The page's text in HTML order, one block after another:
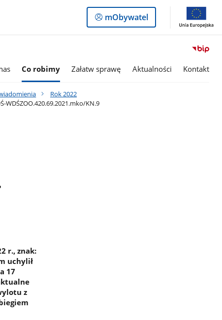
Logowanie
do
mObywatel
Co robimy Załatw sprawę Aktualności Kontakt
Rok 2022
KN.9
r., znak:
uchylił
17
z